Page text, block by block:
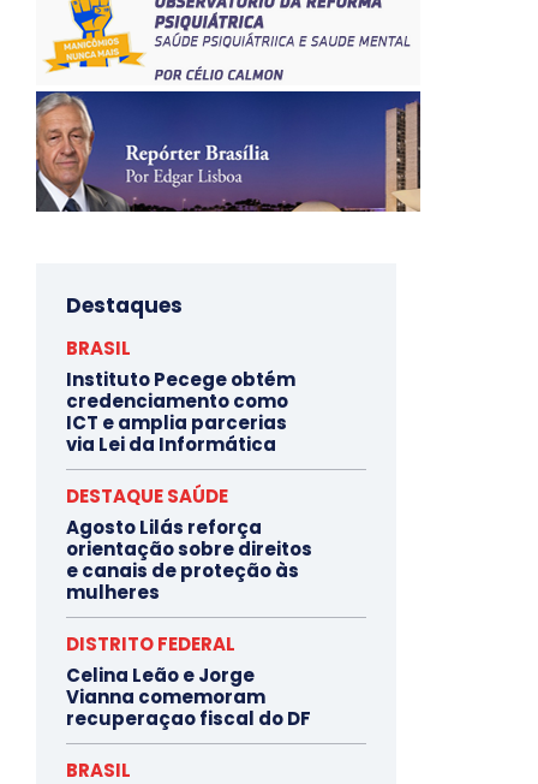
Destaques
BRASIL
Instituto Pecege obtém
credenciamento como
ICT e amplia parcerias
via Lei da Informática
DESTAQUE SAÚDE
Agosto Lilás reforça
orientação sobre direitos
e canais de proteção às
mulheres
DISTRITO FEDERAL
Celina Leão e Jorge
Vianna comemoram
recuperaçao fiscal do DF
BRASIL